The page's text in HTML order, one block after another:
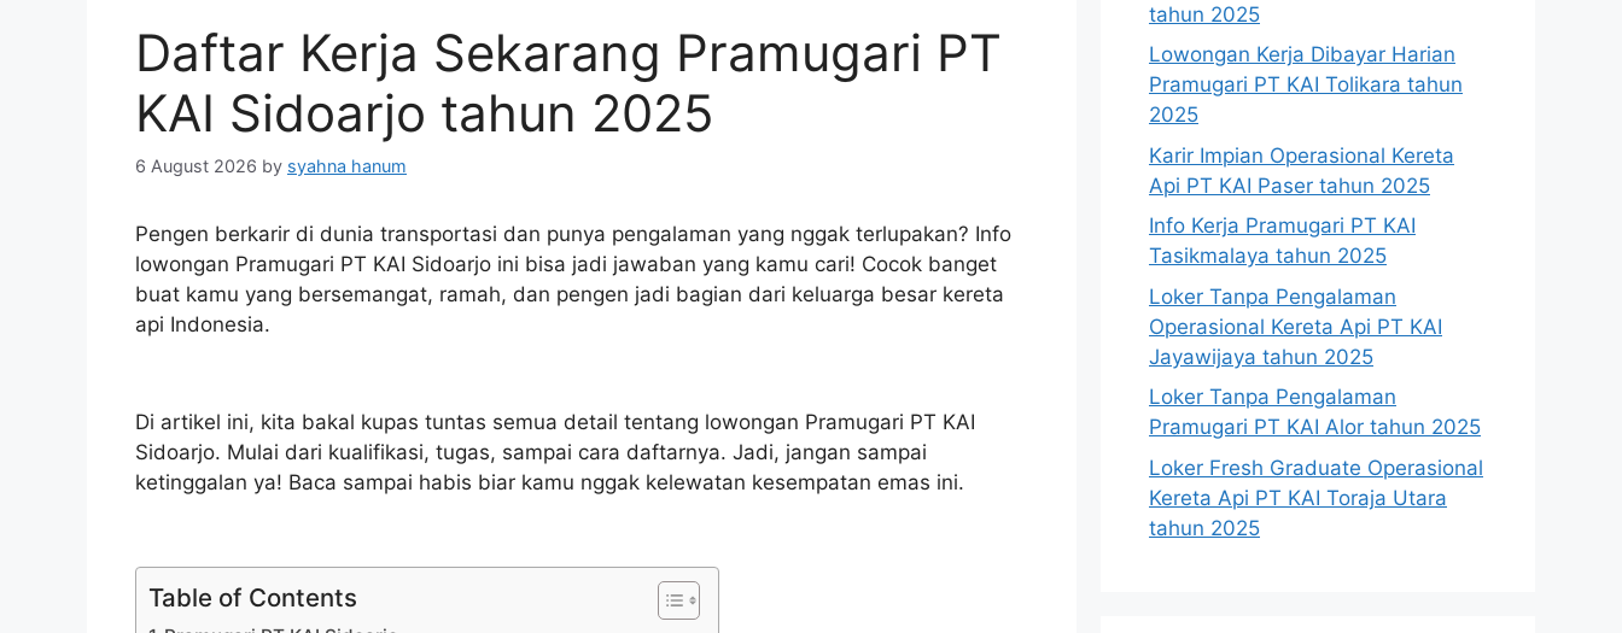
Daftar Kerja Sekarang Pramugari PT
KAI Sidoarjo tahun 2025
6 August 2026 by syahna hanum
Pengen berkarir di dunia transportasi dan punya pengalaman yang nggak terlupakan? Info
lowongan Pramugari PT KAI Sidoarjo ini bisa jadi jawaban yang kamu cari! Cocok banget
buat kamu yang bersemangat, ramah, dan pengen jadi bagian dari keluarga besar kereta
api Indonesia.
Di artikel ini, kita bakal kupas tuntas semua detail tentang lowongan Pramugari PT KAI
Sidoarjo. Mulai dari kualifikasi, tugas, sampai cara daftarnya. Jadi, jangan sampai
ketinggalan ya! Baca sampai habis biar kamu nggak kelewatan kesempatan emas ini.
Table of Contents
tahun 2025
Lowongan Kerja Dibayar Harian
Pramugari PT KAI Tolikara tahun
2025
Karir Impian Operasional Kereta
Api PT KAI Paser tahun 2025
Info Kerja Pramugari PT KAI
Tasikmalaya tahun 2025
Loker Tanpa Pengalaman
Operasional Kereta Api PT KAI
Jayawijaya tahun 2025
Loker Tanpa Pengalaman
Pramugari PT KAI Alor tahun 2025
Loker Fresh Graduate Operasional
Kereta Api PT KAI Toraja Utara
tahun 2025